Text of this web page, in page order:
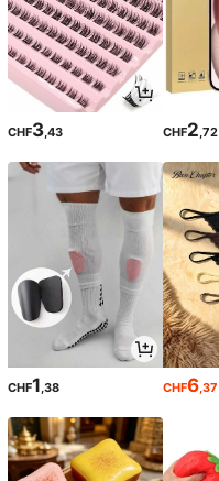
CHF3,43 CHF2,72
CHF1,38 CHF6,37